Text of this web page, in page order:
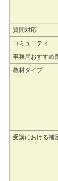
質問対応
コミュニティ
事務局おすすめ
教材タイプ
受講における補